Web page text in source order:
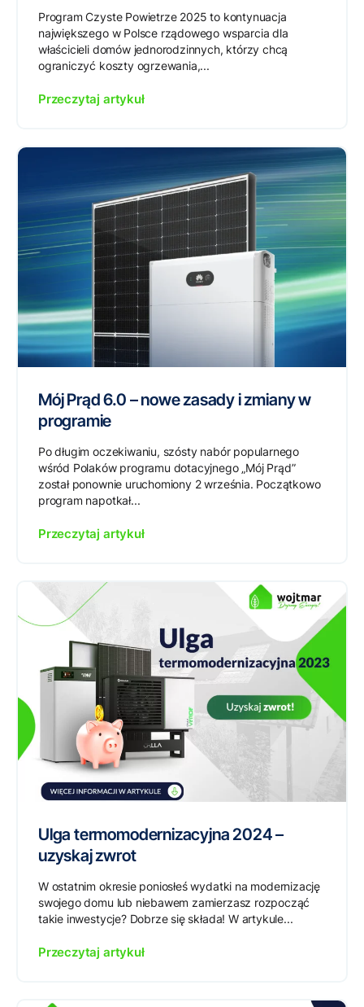
Program Czyste Powietrze 2025 to kontynuacja
największego w Polsce rządowego wsparcia dla
właścicieli domów jednorodzinnych, którzy chcą
ograniczyć koszty ogrzewania,...
Przeczytaj artykuł
Mój Prąd 6.0 – nowe zasady i zmiany w
programie
Po długim oczekiwaniu, szósty nabór popularnego
wśród Polaków programu dotacyjnego „Mój Prąd”
został ponownie uruchomiony 2 września. Początkowo
program napotkał...
Przeczytaj artykuł
Ulga termomodernizacyjna 2024 –
uzyskaj zwrot
W ostatnim okresie poniosłeś wydatki na modernizację
swojego domu lub niebawem zamierzasz rozpocząć
takie inwestycje? Dobrze się składa! W artykule...
Przeczytaj artykuł